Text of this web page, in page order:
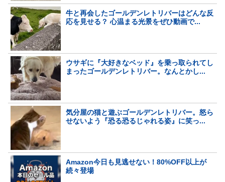
牛と再会したゴールデンレトリバーはどんな反
応を見せる？ 心温まる光景をぜひ動画で...
ウサギに『大好きなベッド』を乗っ取られてし
まったゴールデンレトリバー。なんとかし...
気分屋の猫と遊ぶゴールデンレトリバー。怒ら
せないよう『恐る恐るじゃれる姿』に笑っ...
Amazon今日も見逃せない！80%OFF以上が
続々登場